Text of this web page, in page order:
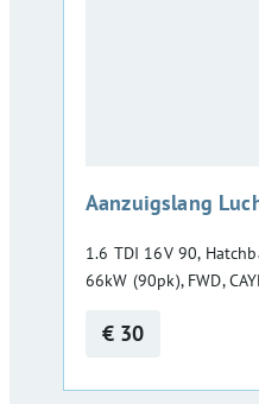
Aanzuigslang
1.6 TDI 16V 90,
66kW (90pk), FWD,
€ 30